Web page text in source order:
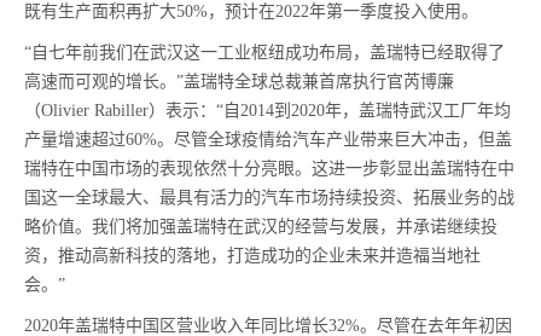
既有生产面积再扩大50%，预计在2022年第一季度投入使用。
“自七年前我们在武汉这一工业枢纽成功布局，盖瑞特已经取得了
高速而可观的增长。”盖瑞特全球总裁兼首席执行官芮博廉
（Olivier Rabiller）表示：“自2014到2020年，盖瑞特武汉工厂年均
产量增速超过60%。尽管全球疫情给汽车产业带来巨大冲击，但盖
瑞特在中国市场的表现依然十分亮眼。这进一步彰显出盖瑞特在中
国这一全球最大、最具有活力的汽车市场持续投资、拓展业务的战
略价值。我们将加强盖瑞特在武汉的经营与发展，并承诺继续投
资，推动高新科技的落地，打造成功的企业未来并造福当地社
会。”
2020年盖瑞特中国区营业收入年同比增长32%。尽管在去年年初因